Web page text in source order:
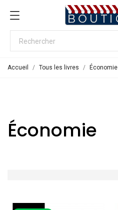
Accueil Tous les livres Économie
Économie